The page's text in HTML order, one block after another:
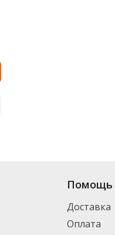
В ассортименте интернет-
корзину для дальнейшего
клиентов - скидка,
Помощь
Доставка
Оплата